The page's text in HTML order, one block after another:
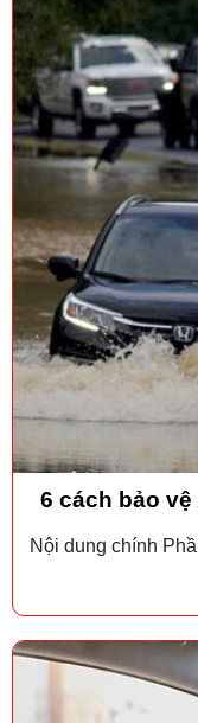
6 cách bảo
Nội dung chính